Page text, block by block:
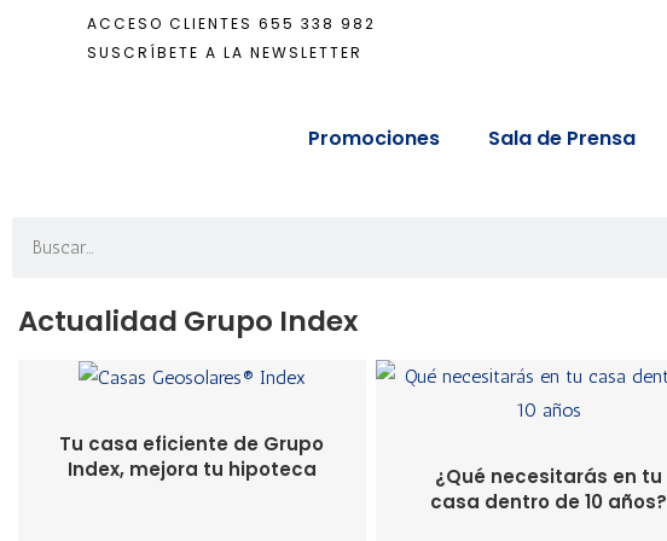
ACCESO CLIENTES 655 338 982
SUSCRÍBETE A LA NEWSLETTER
Promociones Sala de Prensa
Actualidad Grupo Index
Tu casa eficiente de Grupo
Index, mejora tu hipoteca
¿Qué necesitarás en tu
casa dentro de 10 años?